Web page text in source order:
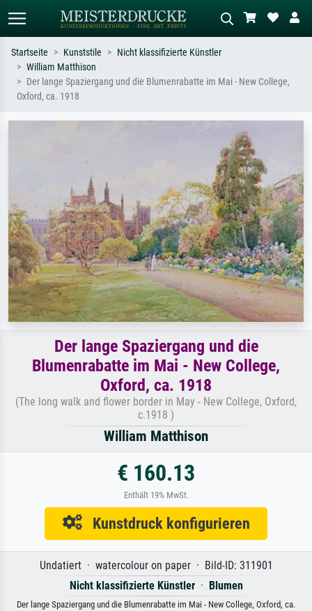
Standardsuche KI-Bildersuche
Suchen Sie nach Künstlern, Werktiteln
Ölgemälde, Stehender Akt neben einem
Baum.
Startseite Kunststile
Nicht klassifizierte Künstler
William Matthison
Der lange Spaziergang und die Blumenrabatte im Mai - New College,
Oxford, ca. 1918
Der lange Spaziergang und die
Blumenrabatte im Mai - New College,
Oxford, ca. 1918
(The long walk and flower border in May - New College, Oxford,
c.1918 )
William Matthison
€ 160.13
Enthält 19% MwSt.
Kunstdruck konfigurieren
Undatiert · watercolour on paper · Bild-ID: 311901
Nicht klassifizierte Künstler· Blumen
Der lange Spaziergang und die Blumenrabatte im Mai - New College, Oxford, ca.